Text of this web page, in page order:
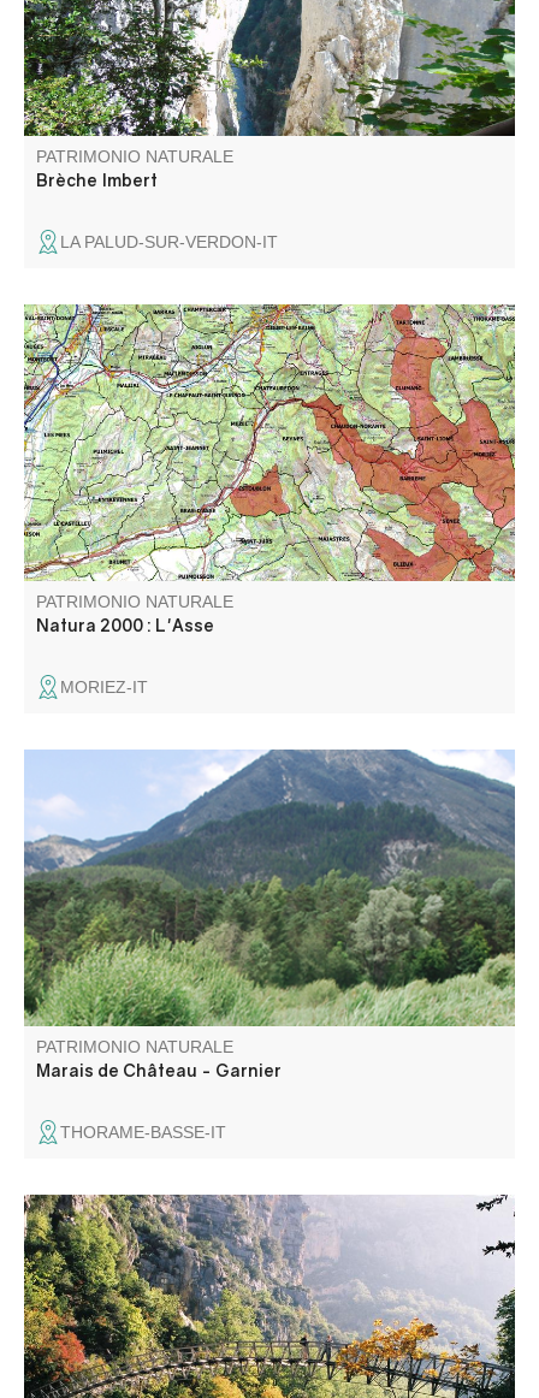
PATRIMONIO NATURALE
Brèche Imbert
LA PALUD-SUR-VERDON-IT
Le site de l’Asse comporte une caractéristique principale :
la partie amont comprend les terres agricoles alors que le
périmètre en aval de la clue de Chabrières ne concentre
que le lit de la rivière ainsi que sa ripisylve.
PATRIMONIO NATURALE
Natura 2000 : L'Asse
MORIEZ-IT
Le Marais de Château-Garnier constitue un des rares
sites connus des Alpes de Haute-Provence.
PATRIMONIO NATURALE
Marais de Château - Garnier
THORAME-BASSE-IT
Passerelle piétonne au dessus du Verdon qui permettait
de traverser d'une rive à l'autre, du Var aux Alpes de
Hautes Provence.